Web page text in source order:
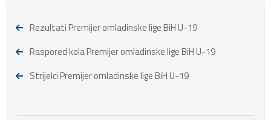
Rezultati Premijer omladinske lige BiH U-19
Raspored kola Premijer omladinske lige BiH U-19
Strijelci Premijer omladinske lige BiH U-19